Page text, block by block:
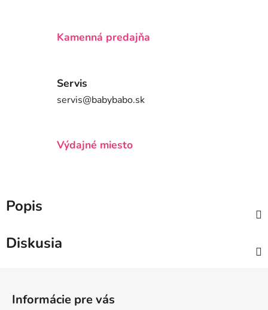
Kamenná predajňa
Servis
servis@babybabo.sk
Výdajné miesto
Popis
Diskusia
Informácie pre vás